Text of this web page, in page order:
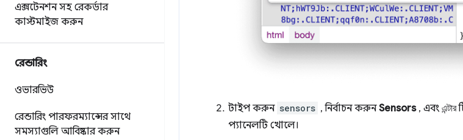
এক্সটেনশন সহ রেকর্ডার
কাস্টমাইজ করুন
রেন্ডারিং
ওভারভিউ
রেন্ডারিং পারফরম্যান্সের সাথে
সমস্যাগুলি আবিষ্কার করুন
টাইপ করুন sensors , নির্বাচন করুনSensors, এবং এন্টার
প্যানেলটি খোলে।